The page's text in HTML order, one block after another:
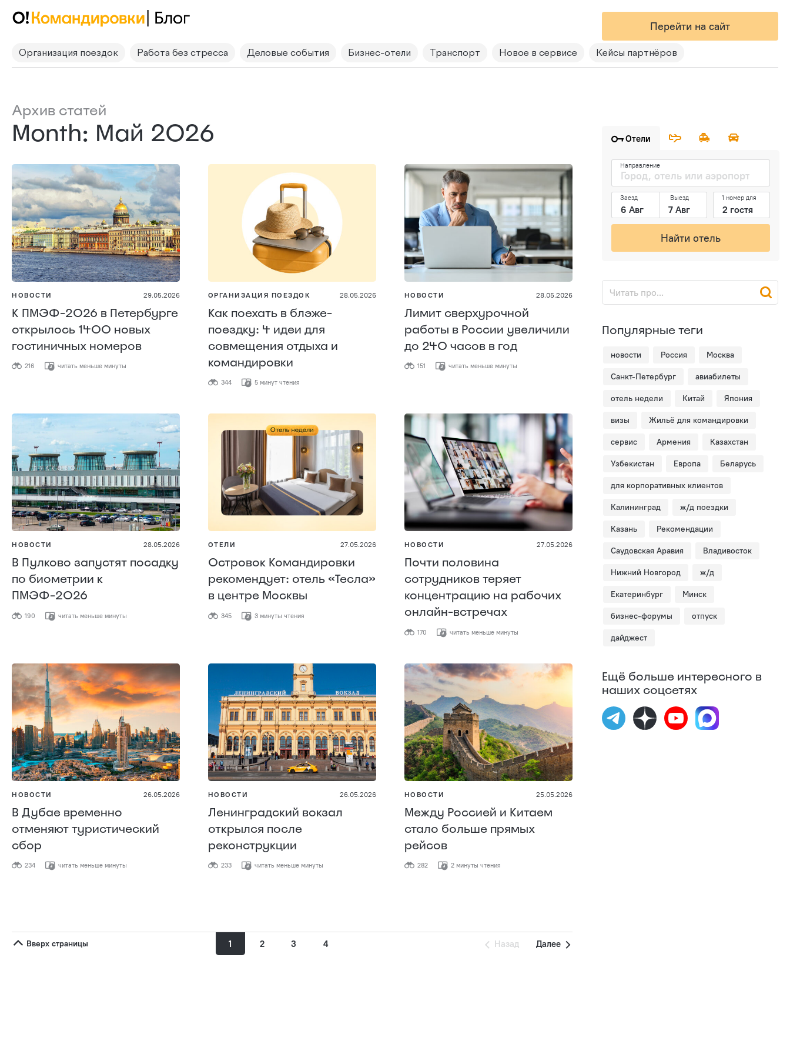
Перейти на сайт
Организация поездок Работа без стресса Деловые события Бизнес-отели Транспорт Новое в сервисе Кейсы партнёров
Архив статей
Month: Май 2026
НОВОСТИ 29.05.2026
К ПМЭФ-2026 в Петербурге
открылось 1400 новых
гостиничных номеров
216 читать меньше минуты
ОРГАНИЗАЦИЯ ПОЕЗДОК 28.05.2026
Как поехать в блэже-
поездку: 4 идеи для
совмещения отдыха и
командировки
344 5 минут чтения
НОВОСТИ 28.05.2026
Лимит сверхурочной
работы в России увеличили
до 240 часов в год
151 читать меньше минуты
НОВОСТИ 28.05.2026
В Пулково запустят посадку
по биометрии к
ПМЭФ-2026
190 читать меньше минуты
ОТЕЛИ 27.05.2026
Островок Командировки
рекомендует: отель «Тесла»
в центре Москвы
345 3 минуты чтения
НОВОСТИ 27.05.2026
Почти половина
сотрудников теряет
концентрацию на рабочих
онлайн-встречах
170 читать меньше минуты
НОВОСТИ 26.05.2026
В Дубае временно
отменяют туристический
сбор
234 читать меньше минуты
НОВОСТИ 26.05.2026
Ленинградский вокзал
открылся после
реконструкции
233 читать меньше минуты
НОВОСТИ 25.05.2026
Между Россией и Китаем
стало больше прямых
рейсов
282 2 минуты чтения
Вверх страницы Назад Далее
1 2 3 4
Отели
Направление
Заезд Выезд 1 номер для
Найти отель
Популярные теги
новости Россия Москва
Санкт-Петербург авиабилеты
отель недели Китай Япония
визы Жильё для командировки
сервис Армения Казахстан
Узбекистан Европа Беларусь
для корпоративных клиентов
Калининград ж/д поездки
Казань Рекомендации
Саудовская Аравия Владивосток
Нижний Новгород ж/д
Екатеринбург Минск
бизнес-форумы отпуск
дайджест
Ещё больше интересного в
наших соцсетях